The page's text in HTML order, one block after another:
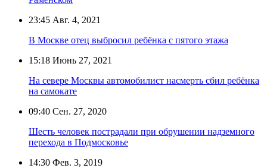
23:45 Авг. 4, 2021
В Москве отец выбросил ребёнка с пятого этажа
15:18 Июнь 27, 2021
На севере Москвы автомобилист насмерть сбил ребёнка
на самокате
09:40 Сен. 27, 2020
Шесть человек пострадали при обрушении надземного
перехода в Подмосковье
14:30 Фев. 3, 2019